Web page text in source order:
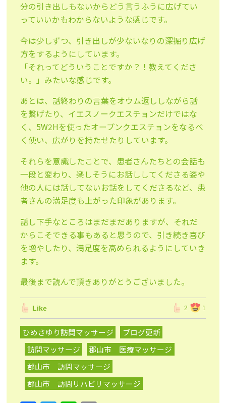
分の引き出しもないからどう言うふうに広げてい
っていいかもわからないような感じです。
今は少しずつ、引き出しが少ないなりの深掘り広げ
方をするようにしています。
「それってどういうことですか？！教えてくださ
い。」みたいな感じです。
あとは、話終わりの言葉をオウム返ししながら話
を繋げたり、イエスノークエスチョンだけではな
く、5W2Hを使ったオープンクエスチョンをなるべ
く使い、広がりを持たせたりしています。
それらを意識したことで、患者さんたちとの会話も
一段と変わり、楽しそうにお話ししてくださる姿や
他の人には話してないお話をしてくださるなど、患
者さんの満足度も上がった印象があります。
話し下手なところはまだまだありますが、それだ
からこそできる事もあると思うので、引き続き喜び
を増やしたり、満足度を高められるようにしていき
ます。
最後まで読んで頂きありがとうございました。
Like 2 1
ひめさゆり訪問マッサージ
ブログ更新
訪問マッサージ
郡山市 医療マッサージ
郡山市 訪問マッサージ
郡山市 訪問リハビリマッサージ